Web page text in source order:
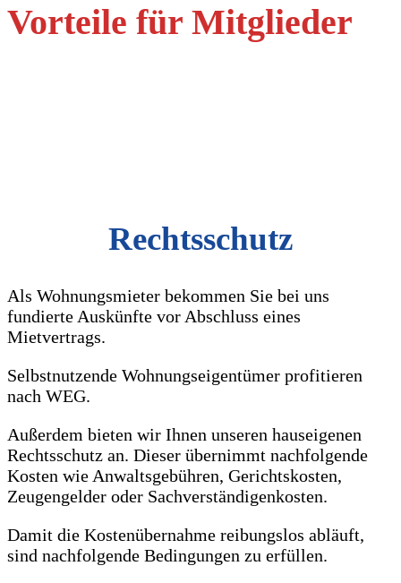
Vorteile für Mitglieder
Rechtsschutz
Als Wohnungsmieter bekommen Sie bei uns
fundierte Auskünfte vor Abschluss eines
Mietvertrags.
Selbstnutzende Wohnungseigentümer profitieren
nach WEG.
Außerdem bieten wir Ihnen unseren hauseigenen
Rechtsschutz an. Dieser übernimmt nachfolgende
Kosten wie Anwaltsgebühren, Gerichtskosten,
Zeugengelder oder Sachverständigenkosten.
Damit die Kostenübernahme reibungslos abläuft,
sind nachfolgende Bedingungen zu erfüllen.